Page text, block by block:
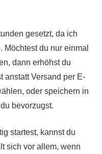
gesetzt, da ich
Möchtest du nur einmal
dann erhöhst du
anstatt Versand per E-
oder speichern in
bevorzugst.
startest, kannst du
sich vor allem, wenn